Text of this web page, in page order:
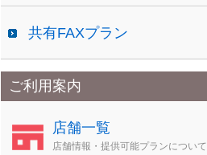
共有FAXプラン
ご利用案内
店舗一覧
店舗情報・提供可能プランについて